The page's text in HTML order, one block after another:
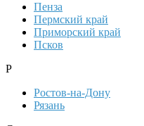
Пенза
Пермский край
Приморский край
Псков
Р
Ростов-на-Дону
Рязань